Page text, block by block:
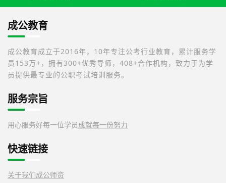
成公教育
成公教育成立于2016年，10年专注公考行业教育，累计服务学
员153万+，拥有300+优秀导师，408+合作机构，致力于为学
员提供最专业的公职考试培训服务。
服务宗旨
用心服务好每一位学员成就每一份努力
快速链接
关于我们成公师资